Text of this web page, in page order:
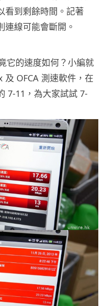
看到剩餘時間。記著
連線可能會斷開。
它的速度如何？小編就
OFCA 測速軟件，在
7-11，為大家試試 7-